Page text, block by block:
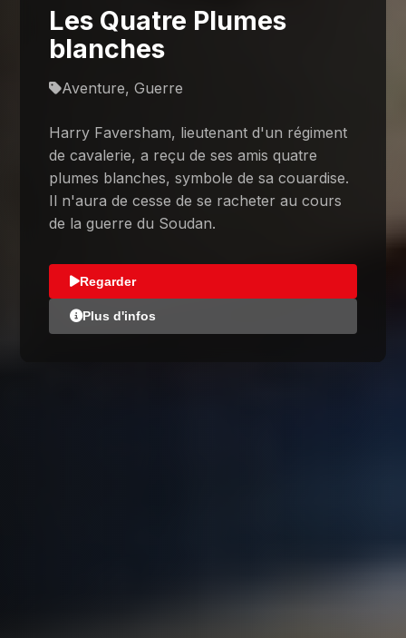
Les Quatre Plumes
blanches
Aventure, Guerre
Harry Faversham, lieutenant d'un régiment
de cavalerie, a reçu de ses amis quatre
plumes blanches, symbole de sa couardise.
Il n'aura de cesse de se racheter au cours
de la guerre du Soudan.
Regarder
Plus d'infos